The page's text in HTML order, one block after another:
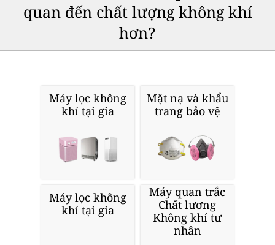
quan đến chất lượng không khí
hơn?
Máy lọc không
khí tại gia
Mặt nạ và khẩu
trang bảo vệ
Máy lọc không
khí tại gia
Máy quan trắc
Chất lương
Không khí tư
nhân